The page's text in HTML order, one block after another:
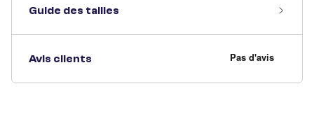
Guide des tailles
Avis clients